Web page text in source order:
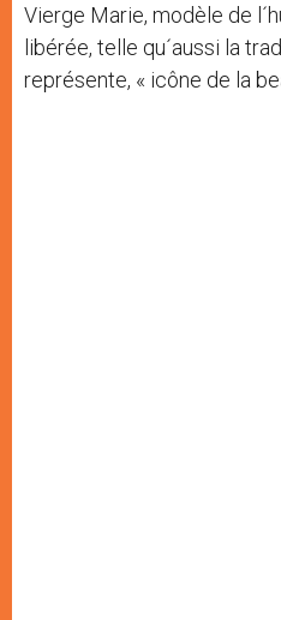
Vierge Marie, modèle de
libérée, telle qu´aussi la
représente, « icône de la